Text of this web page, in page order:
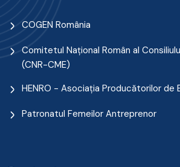
COGEN România
Comitetul Naţional Român al
(CNR-CME)
HENRO - Asociația Producătorilor de
Patronatul Femeilor Antreprenor